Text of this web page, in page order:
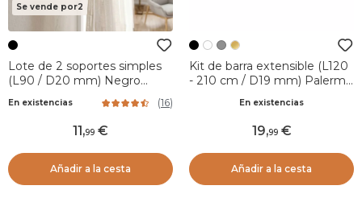
Se vende por2
Lote de 2 soportes simples
(L90 / D20 mm) Negro
En existencias (16)
11,99
Añadir a la cesta
Kit de barra extensible (L120
- 210 cm / D19 mm) Palermo
En existencias
19,99
Añadir a la cesta